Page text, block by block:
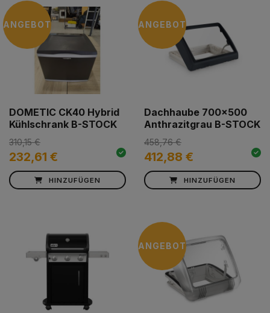
ANGEBOT
DOMETIC CK40 Hybrid
Kühlschrank B-STOCK
232,61 €
310,15 €
HINZUFÜGEN
ANGEBOT
Dachhaube 700x500
Anthrazitgrau B-STOCK
412,88 €
458,76 €
HINZUFÜGEN
ANGEBOT